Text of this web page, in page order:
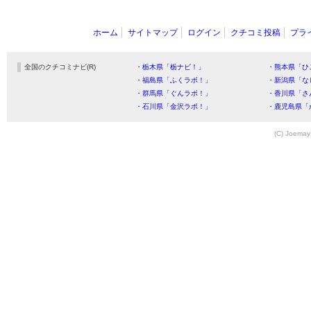
ホーム サイトマップ ログイン クチコミ投稿 プラ
全国のクチコミナビ(R) ・栃木県「栃ナビ！」
・熊本県「
・福島県「ふくラボ！」
・新潟県「
・群馬県「ぐんラボ！」
・香川県「
・石川県「金沢ラボ！」
・鹿児島県
(C)